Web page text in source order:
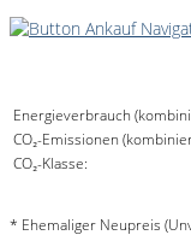
Energieverbrauch
CO₂-Emissionen
CO₂-Klasse:
* Ehemaliger Neupreis